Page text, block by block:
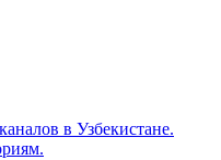
в Узбекистане.